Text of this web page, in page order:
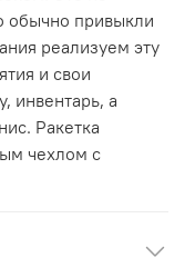
обычно привыкли
реализуем эту
и свои
инвентарь, а
Ракетка
чехлом с